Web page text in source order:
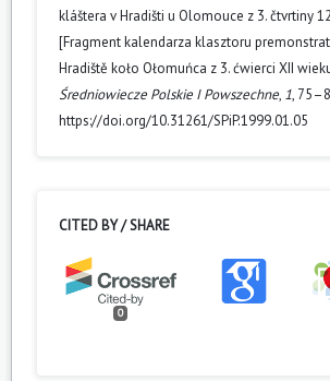
kláštera v Hradišti u Olomouce z 3. čtvrtiny
[Fragment kalendarza klasztoru
Hradiště koło Ołomuńca z 3. ćwierci XII
Średniowiecze Polskie I Powszechne, 1,
https://doi.org/10.31261/SPiP.1999.01.05
CITED BY / SHARE
0